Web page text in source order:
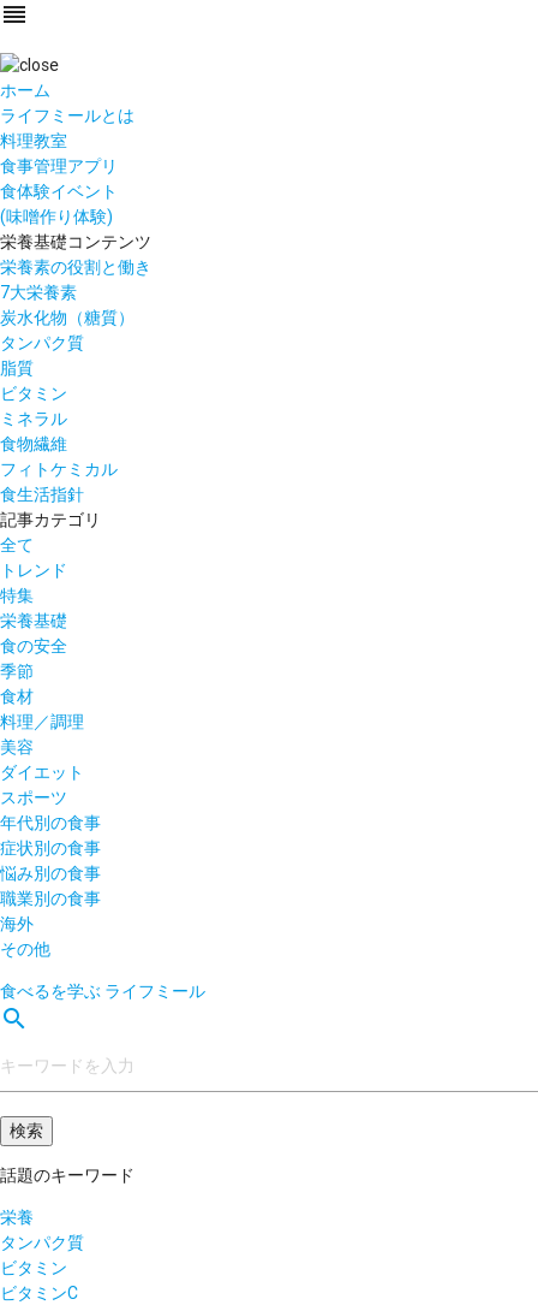
reorder
ホーム
ライフミールとは
料理教室
食事管理アプリ
食体験イベント
(味噌作り体験)
栄養基礎コンテンツ
栄養素の役割と働き
7大栄養素
炭水化物（糖質）
タンパク質
脂質
ビタミン
ミネラル
食物繊維
フィトケミカル
食生活指針
記事カテゴリ
全て
トレンド
特集
栄養基礎
食の安全
季節
食材
料理／調理
美容
ダイエット
スポーツ
年代別の食事
症状別の食事
悩み別の食事
職業別の食事
海外
その他
食べるを学ぶ ライフミール
search
話題のキーワード
栄養
タンパク質
ビタミン
ビタミンC